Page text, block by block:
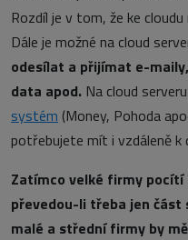
Rozdíl je v tom, že ke
Dále je možné na cloud
odesílat a přijímat e-
data apod. Na cloud
systém (Money, Pohoda
potřebujete mít i vzdáleně k
Zatímco velké firmy pocítí
převedou-li třeba jen
malé a střední firmy by